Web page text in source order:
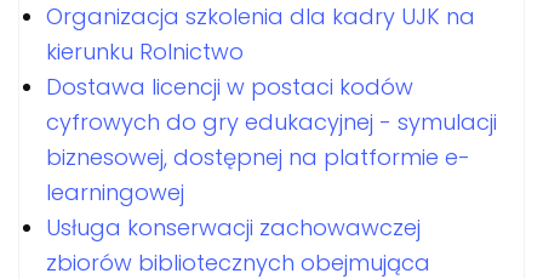
Organizacja szkolenia dla kadry UJK na
kierunku Rolnictwo
Dostawa licencji w postaci kodów
cyfrowych do gry edukacyjnej - symulacji
biznesowej, dostępnej na platformie e-
learningowej
Usługa konserwacji zachowawczej
zbiorów bibliotecznych obejmująca